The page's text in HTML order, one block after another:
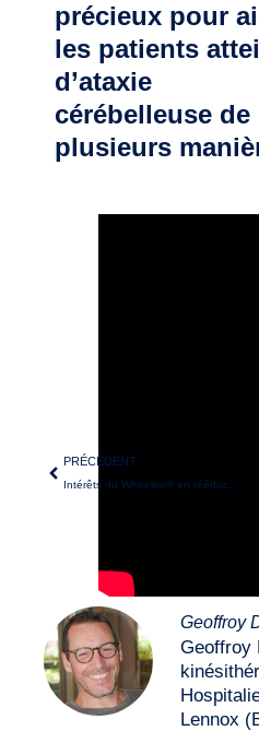
précieux pour
les patients
d’ataxie
cérébelleuse de
plusieurs
PRÉCÉDENT
Geoffroy
Geoffroy
Lennox